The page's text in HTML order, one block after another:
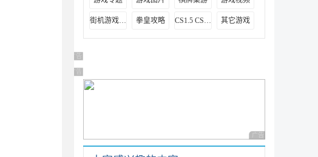
街机游戏出招表 拳皇攻略 CS1.5 CS1.6攻略 其它游戏
广告 商业广告，理性选择
广告 商业广告，理性选择
广告 商业广告，理性